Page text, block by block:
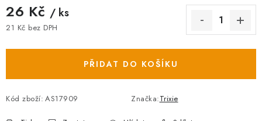
Věrnostní slevy
26 Kč / ks
21 Kč bez DPH
PŘIDAT DO KOŠÍKU
Kód zboží: AS17909 Značka:Trixie